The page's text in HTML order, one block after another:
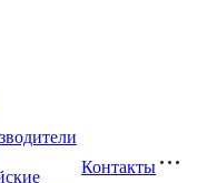
Контакты